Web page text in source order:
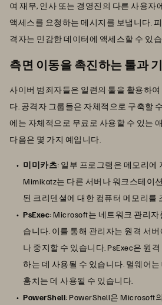
여 재무, 인사 또는 경영진의 다른 사용자
액세스를 요청하는 메시지를 보냅니다.
격자는 민감한 데이터에 액세스할 수 있
측면 이동을 촉진하는 툴과
사이버 범죄자들은 일련의 툴을 활용하
다. 공격자 그룹들은 자체적으로 구축할
에는 자체적으로 무료로 사용할 수 있는
다음은 몇 가지 예입니다.
미미카츠: 일부 프로그램은 메모리에
Mimikatz는 다른 서버나 워크스테이
된 크리덴셜에 대한 컴퓨터 메모리를
PsExec: Microsoft는 네트워크 관리자
습니다. 이를 통해 관리자는 원격 서
나 중지할 수 있습니다. PsExec은 원
하는 데 사용될 수 있습니다. 멀웨어
훔치는 데 사용될 수 있습니다.
PowerShell: PowerShell은 Microsoft